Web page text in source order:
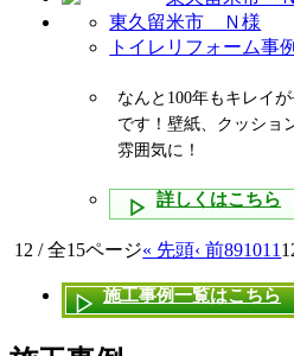
東久留米市 Ｎ様
トイレリフォーム事例
なんと100年もキレイ
です！壁紙、クッショ
雰囲気に！
詳しくはこちら
12 / 全15ページ« 先頭‹ 前891011
施工事例一覧はこちら